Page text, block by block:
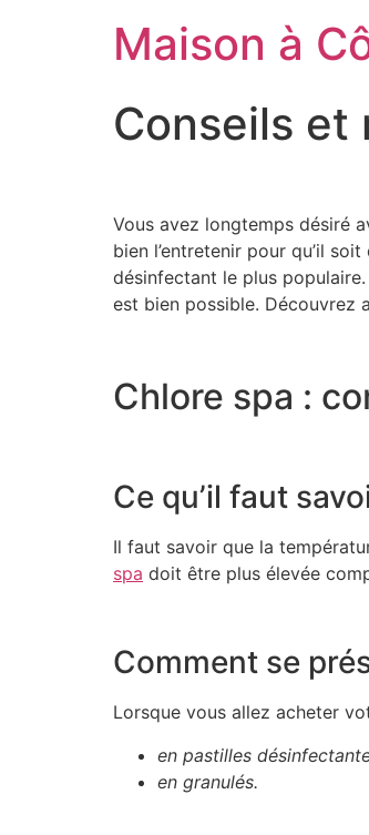
Maison à
Conseils et
Vous avez longtemps désiré
bien l’entretenir pour qu’il
désinfectant le plus
est bien possible. Découvrez
Chlore spa :
Ce qu’il faut
Il faut savoir que la
spa doit être plus élevée
Comment se
Lorsque vous allez acheter
en pastilles
en granulés.